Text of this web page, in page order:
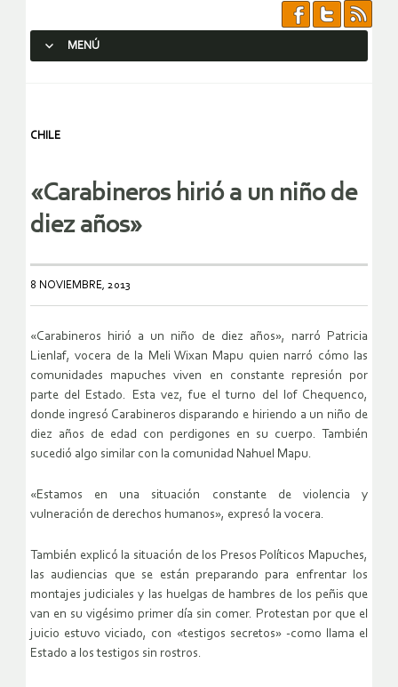
MENÚ
CHILE
«Carabineros hirió a un niño de
diez años»
8 NOVIEMBRE, 2013
«Carabineros hirió a un niño de diez años», narró Patricia
Lienlaf, vocera de la Meli Wixan Mapu quien narró cómo las
comunidades mapuches viven en constante represión por
parte del Estado. Esta vez, fue el turno del lof Chequenco,
donde ingresó Carabineros disparando e hiriendo a un niño de
diez años de edad con perdigones en su cuerpo. También
sucedió algo similar con la comunidad Nahuel Mapu.
«Estamos en una situación constante de violencia y
vulneración de derechos humanos», expresó la vocera.
También explicó la situación de los Presos Políticos Mapuches,
las audiencias que se están preparando para enfrentar los
montajes judiciales y las huelgas de hambres de los peñis que
van en su vigésimo primer día sin comer. Protestan por que el
juicio estuvo viciado, con «testigos secretos» -como llama el
Estado a los testigos sin rostros.